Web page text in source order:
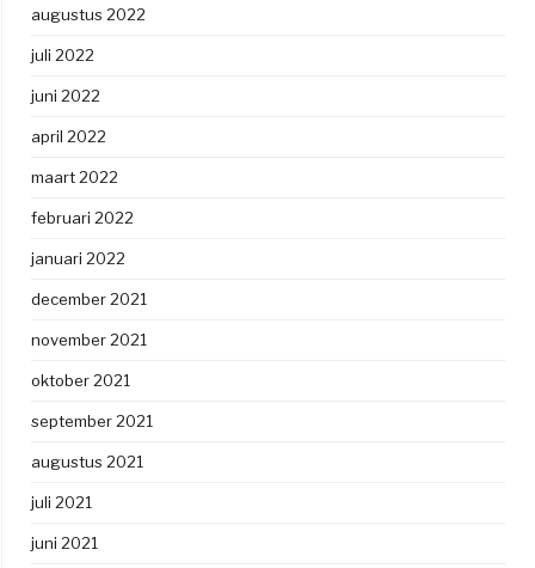
augustus 2022
juli 2022
juni 2022
april 2022
maart 2022
februari 2022
januari 2022
december 2021
november 2021
oktober 2021
september 2021
augustus 2021
juli 2021
juni 2021